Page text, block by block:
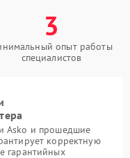
3
опыт работы
специалистов
Asko и прошедшие
корректную
гарантийных